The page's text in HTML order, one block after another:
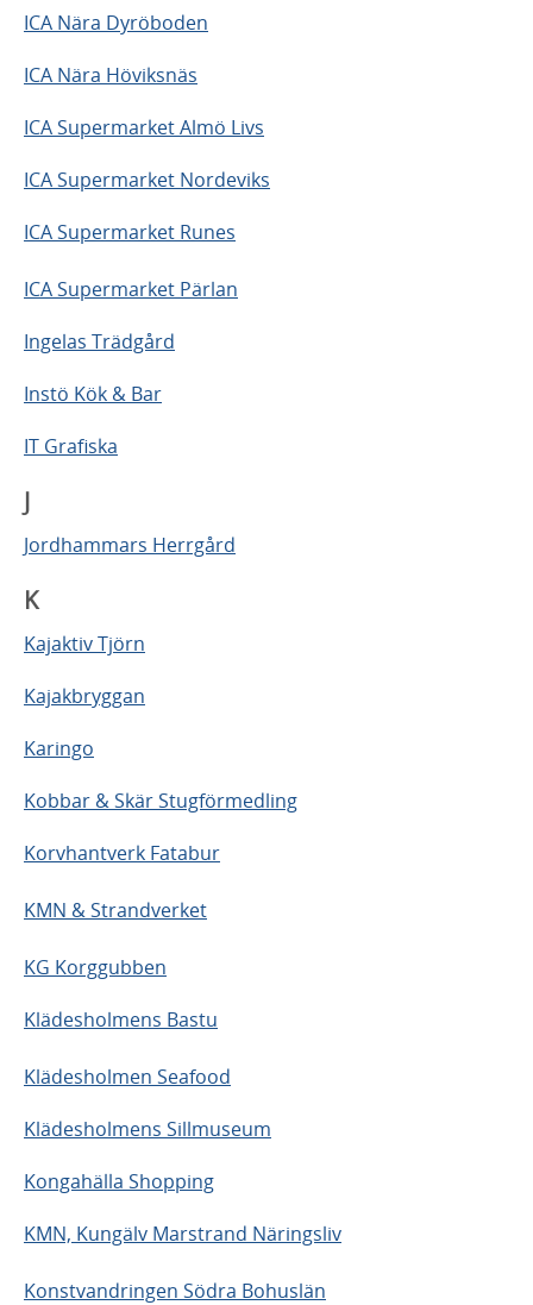
ICA Nära Dyröboden
ICA Nära Höviksnäs
ICA Supermarket Almö Livs
ICA Supermarket Nordeviks
ICA Supermarket Runes
ICA Supermarket Pärlan
Ingelas Trädgård
Instö Kök & Bar
IT Grafiska
J
Jordhammars Herrgård
K
Kajaktiv Tjörn
Kajakbryggan
Karingo
Kobbar & Skär Stugförmedling
Korvhantverk Fatabur
KMN & Strandverket
KG Korggubben
Klädesholmens Bastu
Klädesholmen Seafood
Klädesholmens Sillmuseum
Kongahälla Shopping
KMN, Kungälv Marstrand Näringsliv
Konstvandringen Södra Bohuslän